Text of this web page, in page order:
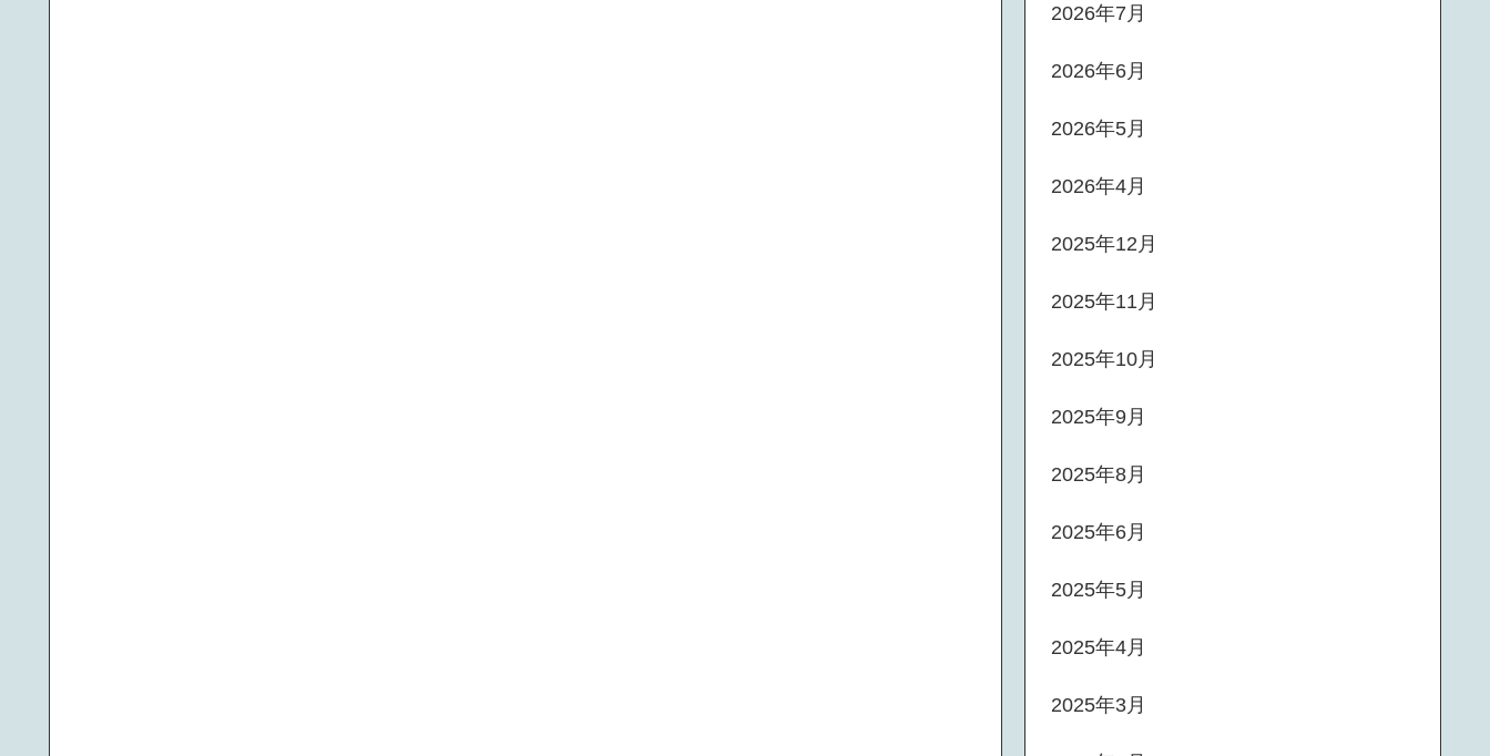
2026年7月
2026年6月
2026年5月
2026年4月
2025年12月
2025年11月
2025年10月
2025年9月
2025年8月
2025年6月
2025年5月
2025年4月
2025年3月